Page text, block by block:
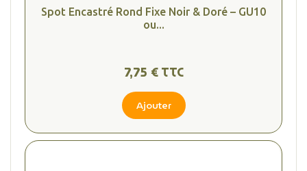
Spot Encastré Rond Fixe Noir & Doré – GU10
ou...
7,75 € TTC
Ajouter